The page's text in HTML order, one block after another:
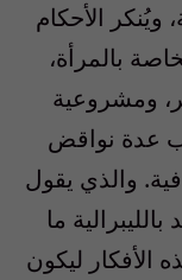
ويُنكر الأحكام
بالمرأة،
ومشروعية
عدة نواقض
والذي يقول
ما
الأفكار ليكون